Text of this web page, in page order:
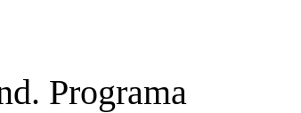
Programa